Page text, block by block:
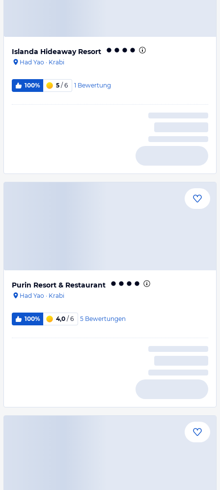
Islanda Hideaway Resort
Had Yao · Krabi
100% 5 / 6 1 Bewertung
Purin Resort & Restaurant
Had Yao · Krabi
100% 4,0 / 6 5 Bewertungen